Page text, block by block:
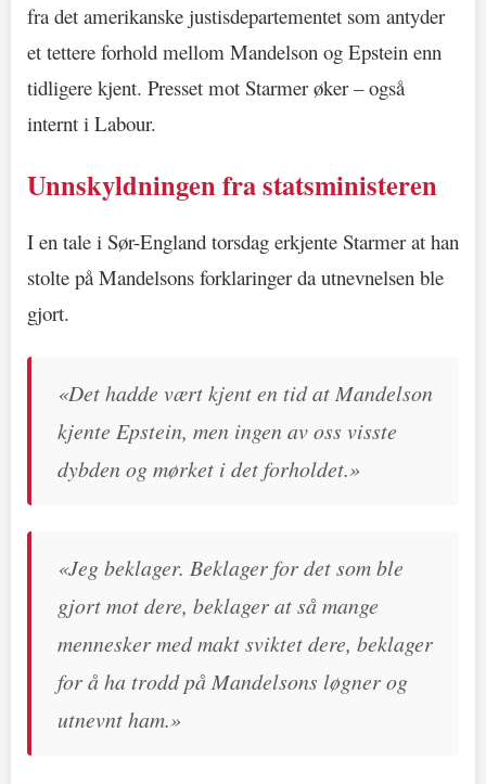
fra det amerikanske justisdepartementet som antyder
et tettere forhold mellom Mandelson og Epstein enn
tidligere kjent. Presset mot Starmer øker – også
internt i Labour.
Unnskyldningen fra statsministeren
I en tale i Sør-England torsdag erkjente Starmer at han
stolte på Mandelsons forklaringer da utnevnelsen ble
gjort.
«Det hadde vært kjent en tid at Mandelson
kjente Epstein, men ingen av oss visste
dybden og mørket i det forholdet.»
«Jeg beklager. Beklager for det som ble
gjort mot dere, beklager at så mange
mennesker med makt sviktet dere, beklager
for å ha trodd på Mandelsons løgner og
utnevnt ham.»